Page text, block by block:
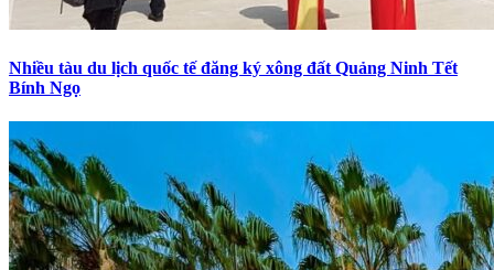
Nhiều tàu du lịch quốc tế đăng ký xông đất Quảng Ninh Tết
Bính Ngọ